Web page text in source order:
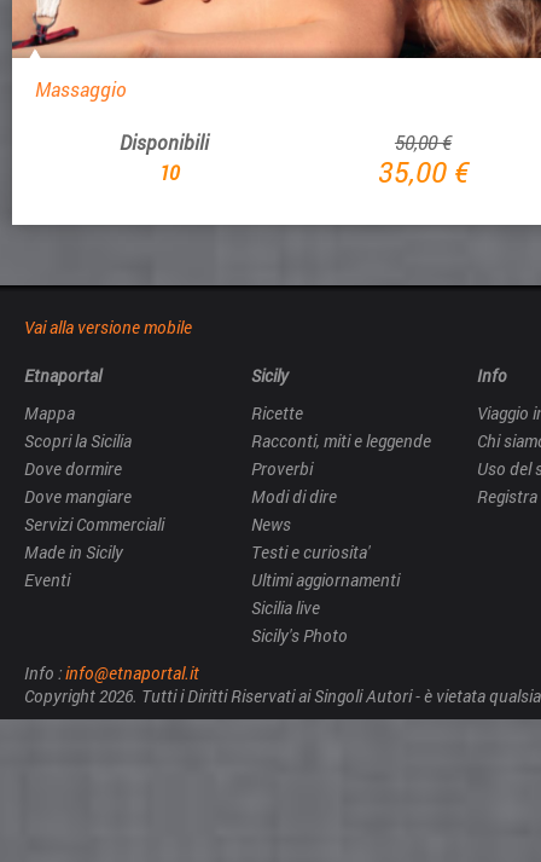
Massaggio
Disponibili
10
50,00 €
35,00 €
Vai alla versione mobile
Etnaportal
Mappa
Scopri la Sicilia
Dove dormire
Dove mangiare
Servizi Commerciali
Made in Sicily
Eventi
Sicily
Ricette
Racconti, miti e leggende
Proverbi
Modi di dire
News
Testi e curiosita'
Ultimi aggiornamenti
Sicilia live
Sicily's Photo
Info
Viaggio
Chi
Uso del
Info :info@etnaportal.it
Copyright 2026. Tutti i Diritti Riservati ai Singoli Autori - è vietata